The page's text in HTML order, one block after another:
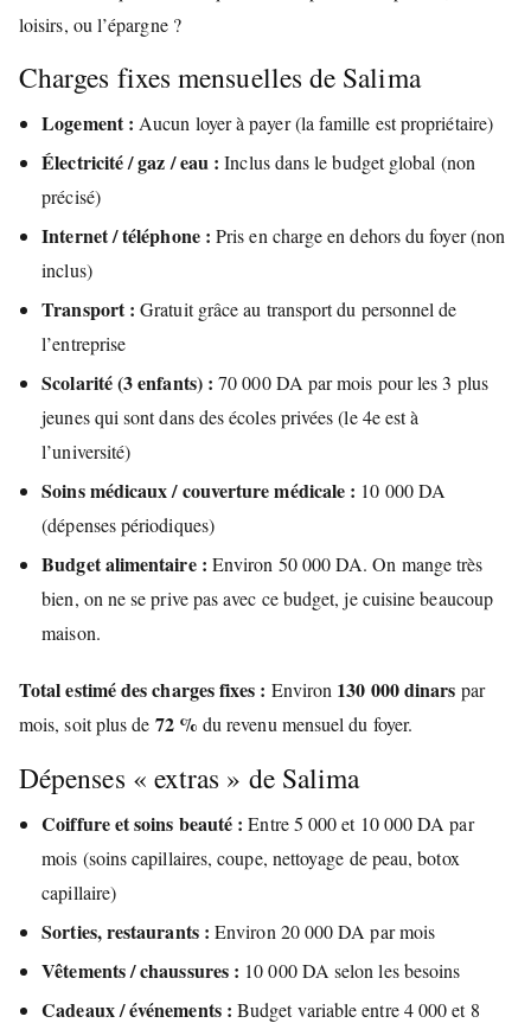
loisirs, ou l’épargne ?
Charges fixes mensuelles de Salima
Logement : Aucun loyer à payer (la famille est propriétaire)
Électricité / gaz / eau : Inclus dans le budget global (non
précisé)
Internet / téléphone : Pris en charge en dehors du foyer (non
inclus)
Transport : Gratuit grâce au transport du personnel de
l’entreprise
Scolarité (3 enfants) : 70 000 DA par mois pour les 3 plus
jeunes qui sont dans des écoles privées (le 4e est à
l’université)
Soins médicaux / couverture médicale : 10 000 DA
(dépenses périodiques)
Budget alimentaire : Environ 50 000 DA. On mange très
bien, on ne se prive pas avec ce budget, je cuisine beaucoup
maison.
Total estimé des charges fixes : Environ 130 000 dinars par
mois, soit plus de 72 % du revenu mensuel du foyer.
Dépenses « extras » de Salima
Coiffure et soins beauté : Entre 5 000 et 10 000 DA par
mois (soins capillaires, coupe, nettoyage de peau, botox
capillaire)
Sorties, restaurants : Environ 20 000 DA par mois
Vêtements / chaussures : 10 000 DA selon les besoins
Cadeaux / événements : Budget variable entre 4 000 et 8